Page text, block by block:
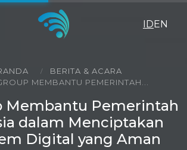
IDEN
BERITA & ACARA
MEMBANTU PEMERINTAH...
Membantu Pemerintah
dalam Menciptakan
Digital yang Aman